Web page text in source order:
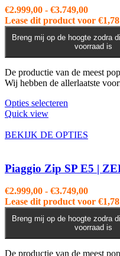
gekozen
worden
op
de
productpagina
€2.999,00 - €3.749,00
tot
Lease dit product voor €1,78
Breng mij op de hoogte zodra
voorraad is
De productie van de meest
Wij hebben de allerlaatste
Opties selecteren
meerdere
optie
kan
gekozen
worden
op
de
productpagina
Quick view
BEKIJK DE OPTIES
Piaggio Zip SP E5 |
€2.999,00 - €3.749,00
tot
Lease dit product voor €1,78
Breng mij op de hoogte zodra
voorraad is
De productie van de meest